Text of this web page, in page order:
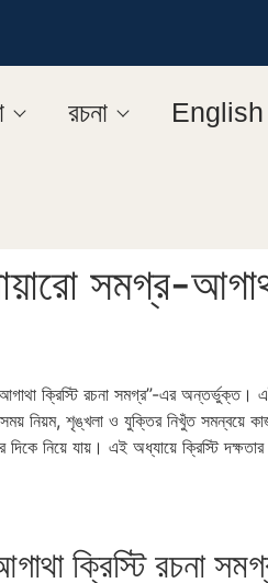
রচনা English
সমগ্র-
ক্রিস্টি রচনা সমগ্র”-এর অন্তর্ভুক্ত।
নিয়ম, শৃঙ্খলা ও যুক্তির নিখুঁত সমন্বয়ে
নিয়ে যায়। এই অধ্যায়ে ক্রিস্টি দক্ষতার
ক্রিস্টি রচনা